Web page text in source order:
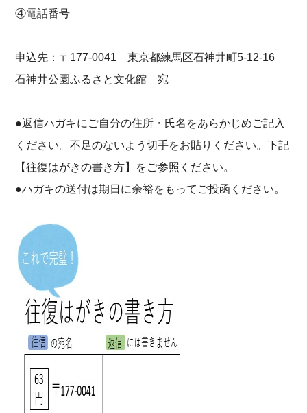
④電話番号
申込先：〒177-0041 東京都練馬区石神井町5-12-16
石神井公園ふるさと文化館 宛
●返信ハガキにご自分の住所・氏名をあらかじめご記入
ください。不足のないよう切手をお貼りください。下記
【往復はがきの書き方】をご参照ください。
●ハガキの送付は期日に余裕をもってご投函ください。